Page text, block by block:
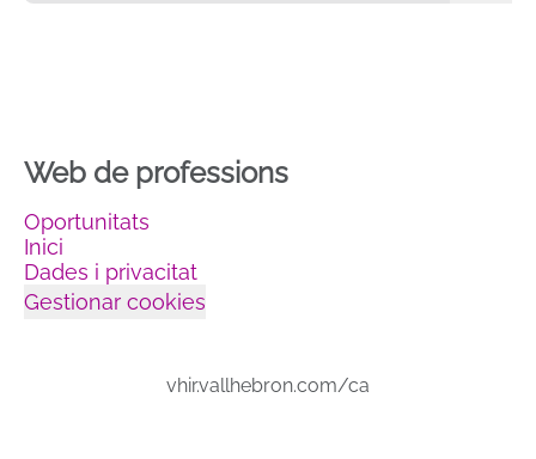
Web de professions
Oportunitats
Inici
Dades i privacitat
Gestionar cookies
vhir.vallhebron.com/ca